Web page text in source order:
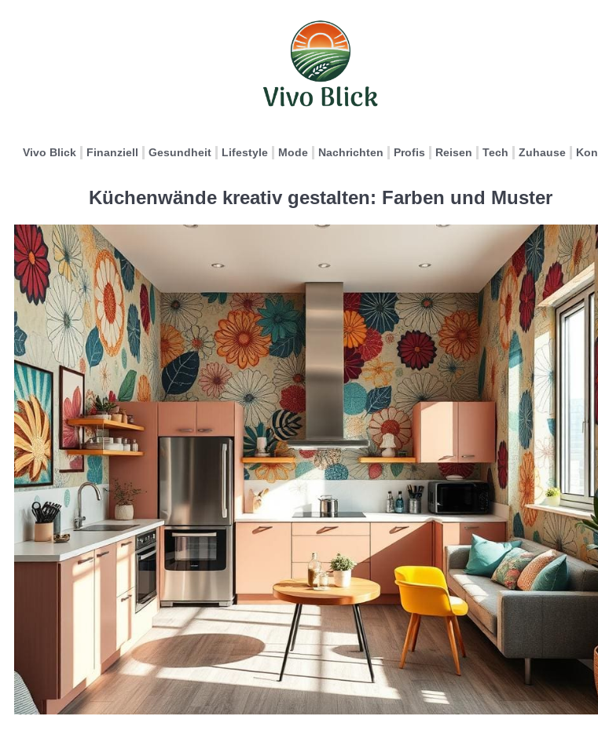
Vivo Blick Finanziell Gesundheit Lifestyle Mode Nachrichten Profis Reisen Tech Zuhause
Küchenwände kreativ gestalten: Farben und Muster